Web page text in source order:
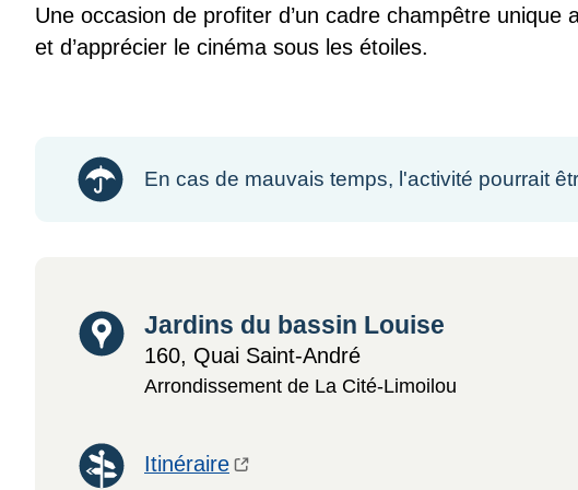
Une occasion de profiter d’un cadre champêtre
et d’apprécier le cinéma sous les étoiles.
En cas de mauvais temps, l'activité pourrait
Lieu
Jardins du bassin Louise
160, Quai Saint-André
Arrondissement de La Cité-Limoilou
Itinéraire